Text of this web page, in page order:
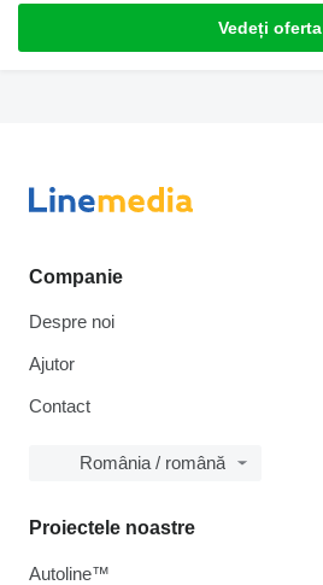
Vedeți oferta
Companie
Despre noi
Ajutor
Contact
România / română
Proiectele noastre
Autoline™